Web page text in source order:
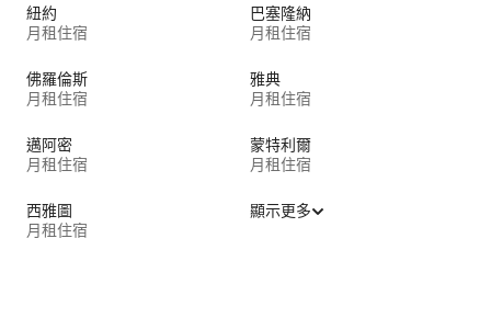
紐約
月租住宿
巴塞隆納
月租住宿
佛羅倫斯
月租住宿
雅典
月租住宿
邁阿密
月租住宿
蒙特利爾
月租住宿
西雅圖
月租住宿
顯示更多